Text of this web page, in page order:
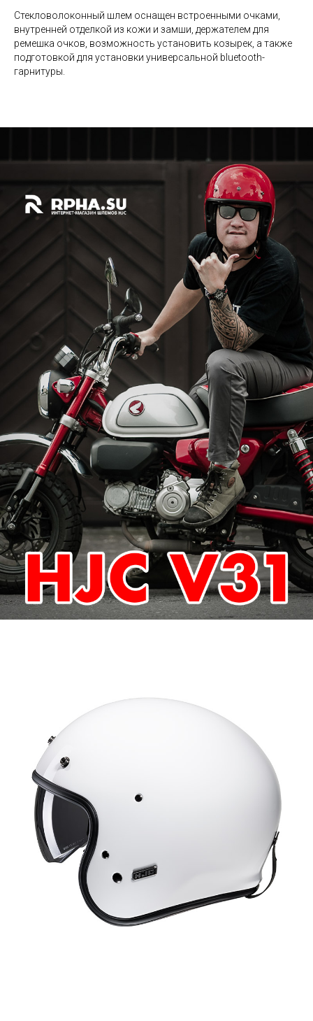
Стекловолоконный шлем оснащен встроенными очками,
внутренней отделкой из кожи и замши, держателем для
ремешка очков, возможность установить козырек, а также
подготовкой для установки универсальной bluetooth-
гарнитуры.